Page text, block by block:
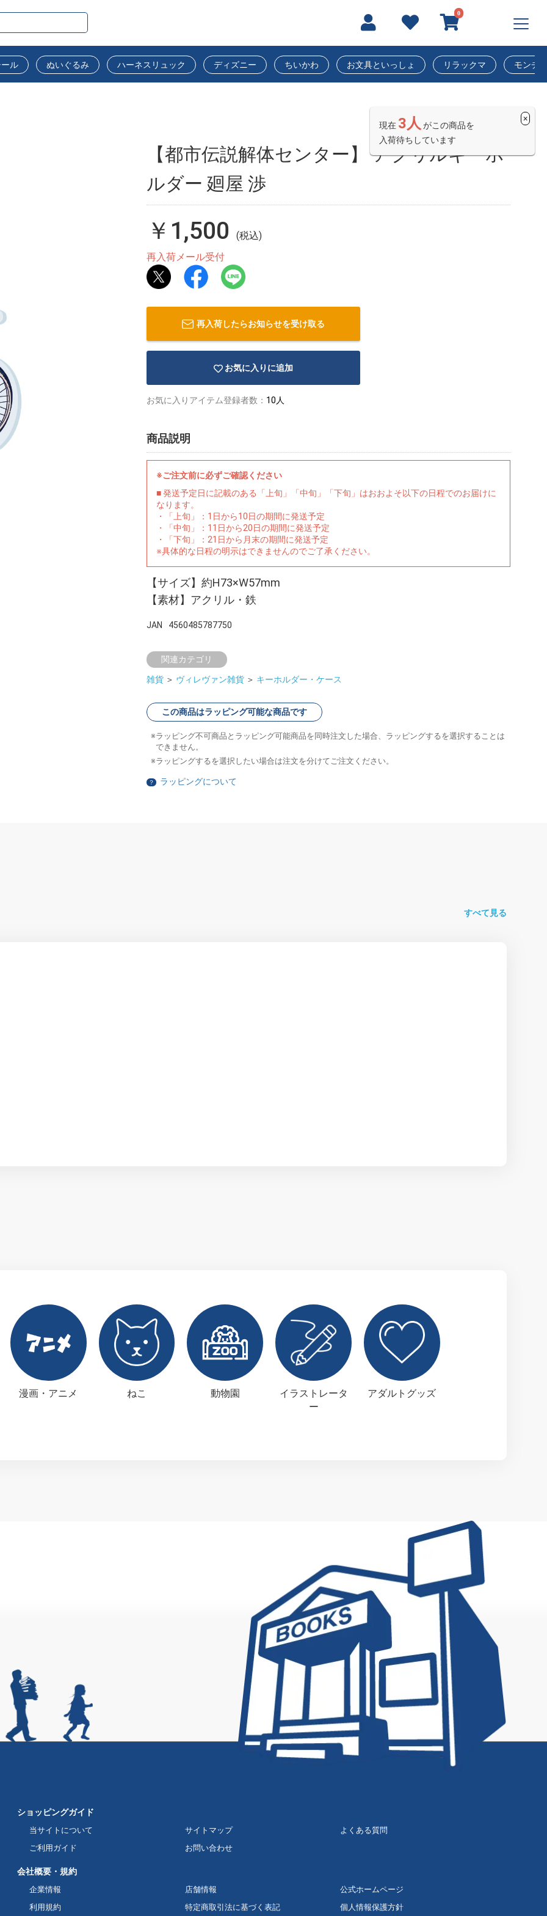
0
ル ぬいぐるみ ハーネスリュック ディズニー ちいかわ お文具といっしょ リラックマ モンチ
現在 3人 がこの商品を
入荷待ちしています
×
【都市伝説解体センター】 アクリルキーホ
ルダー 廻屋 渉
￥1,500
(税込)
再入荷メール受付
再入荷したらお知らせを受け取る
お気に入りに追加
お気に入りアイテム登録者数： 10人
商品説明
※ご注文前に必ずご確認ください
■ 発送予定日に記載のある「上旬」「中旬」「下旬」はおおよそ以下の日程でのお届けに
なります。
・「上旬」：1日から10日の期間に発送予定
・「中旬」：11日から20日の期間に発送予定
・「下旬」：21日から月末の期間に発送予定
※具体的な日程の明示はできませんのでご了承ください。
【サイズ】約H73×W57mm
【素材】アクリル・鉄
JAN 4560485787750
関連カテゴリ
雑貨 ＞ ヴィレヴァン雑貨 ＞ キーホルダー・ケース
この商品はラッピング可能な商品です
ラッピング不可商品とラッピング可能商品を同時注文した場合、ラッピングするを選択することは
できません。
ラッピングするを選択したい場合は注文を分けてご注文ください。
？ ラッピングについて
すべて見る
漫画・アニメ ねこ 動物園
イラストレータ
ー
アダルトグッズ
ショッピングガイド
当サイトについて サイトマップ
よくある質問
ご利用ガイド
お問い合わせ
会社概要・規約
企業情報 店舗情報
公式ホームページ
利用規約
特定商取引法に基づく表記 個人情報保護方針